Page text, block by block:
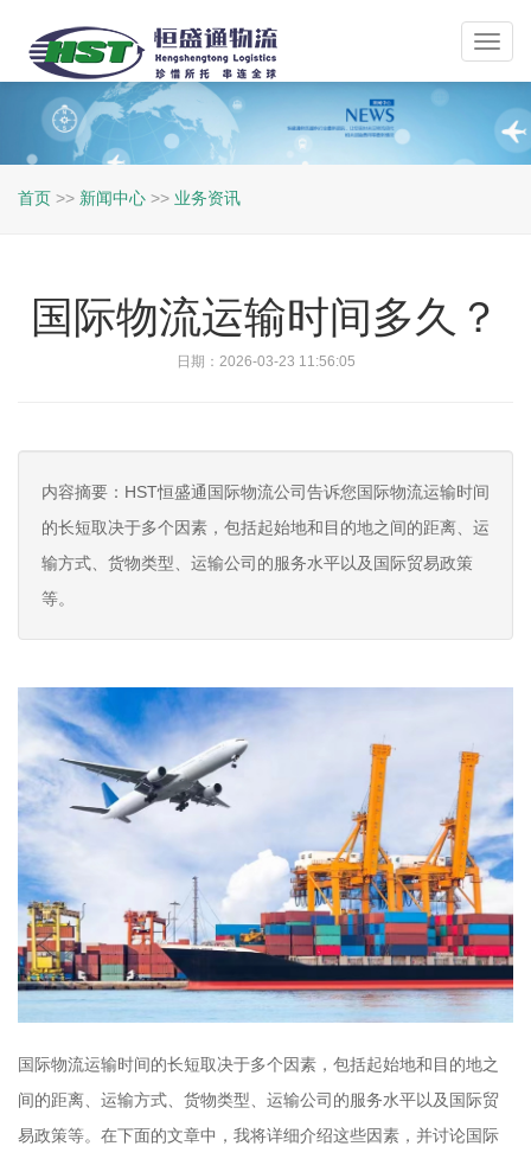
首页 >> 新闻中心 >> 业务资讯
国际物流运输时间多久？
日期：2026-03-23 11:56:05
内容摘要：HST恒盛通国际物流公司告诉您国际物流运输时间
的长短取决于多个因素，包括起始地和目的地之间的距离、运
输方式、货物类型、运输公司的服务水平以及国际贸易政策
等。
国际物流运输时间的长短取决于多个因素，包括起始地和目的地之
间的距离、运输方式、货物类型、运输公司的服务水平以及国际贸
易政策等。在下面的文章中，我将详细介绍这些因素，并讨论国际